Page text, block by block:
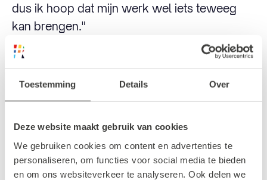
Toestemming Details Over
Deze website maakt gebruik van cookies
We gebruiken cookies om content en advertenties te
personaliseren, om functies voor social media te bieden
en om ons websiteverkeer te analyseren. Ook delen we
dus ik hoop dat mijn werk wel iets teweeg
kan brengen."
Wat vind je het leukst aan je
werk?
"Dat ik allerlei verhalen kan vertellen. Alles
kan omgezet worden naar een illustratie.
Daardoor kan ik mensen inspireren en kennis